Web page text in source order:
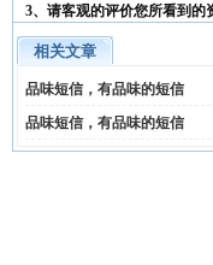
3、请客观的评价您所看到
相关文章
品味短信，有品味的短信
品味短信，有品味的短信